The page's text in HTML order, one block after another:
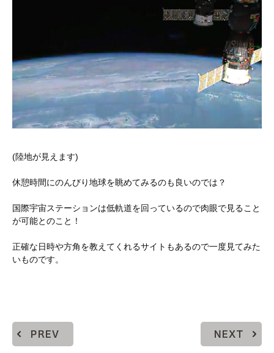
(陸地が見えます)
休憩時間にのんびり地球を眺めてみるのも良いのでは？
国際宇宙ステーションは低軌道を回っているので肉眼で見ること
が可能とのこと！
正確な日時や方角を教えてくれるサイトもあるので一度見てみた
いものです。
PREV NEXT